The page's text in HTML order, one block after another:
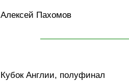
Алексей Пахомов
Кубок Англии, полуфинал